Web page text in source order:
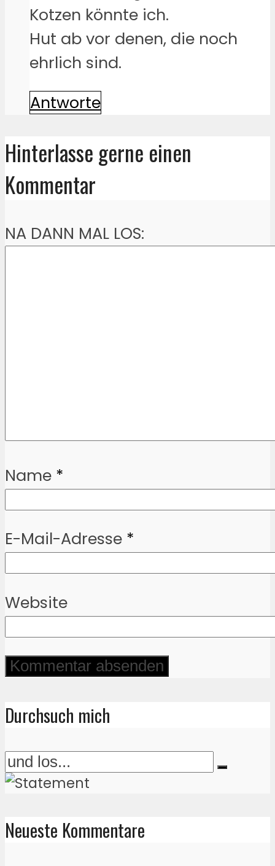
Kotzen könnte ich.
Hut ab vor denen, die noch
ehrlich sind.
Antworte
Hinterlasse gerne einen
Kommentar
NA DANN MAL LOS:
Name *
E-Mail-Adresse *
Website
Durchsuch mich
Neueste Kommentare